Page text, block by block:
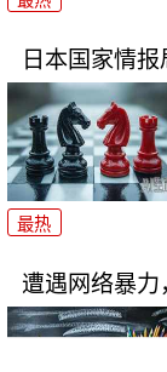
日本国家情
最热
遭遇网络暴